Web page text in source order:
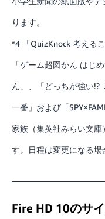
ります。
*4 「QuizKnock 考える
「ゲーム超図かん はじ
ん」、「どっちが強い!?
一番」および「
家族（集英社みらい文
す。日程は変更になる場
Fire HD 10のサ